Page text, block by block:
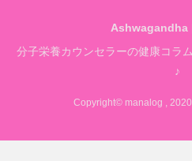
Ashwagandha
分子栄養カウンセラーの健康コラ
♪
Copyright© manalog ,